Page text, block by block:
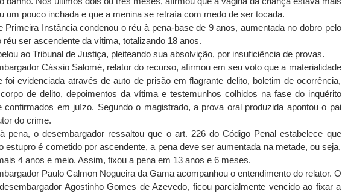
um pouco inchada e que a menina se retraía com medo de ser tocada.
Primeira Instância condenou o réu à pena-base de 9 anos, aumentada no dobro pelo
réu ser ascendente da vítima, totalizando 18 anos.
ao Tribunal de Justiça, pleiteando sua absolvição, por insuficiência de provas.
Cássio Salomé, relator do recurso, afirmou em seu voto que a materialidade
foi evidenciada através de auto de prisão em flagrante delito, boletim de ocorrência,
de delito, depoimentos da vítima e testemunhos colhidos na fase do inquérito
confirmados em juízo. Segundo o magistrado, a prova oral produzida apontou o pai
do crime.
pena, o desembargador ressaltou que o art. 226 do Código Penal estabelece que
estupro é cometido por ascendente, a pena deve ser aumentada na metade, ou seja,
4 anos e meio. Assim, fixou a pena em 13 anos e 6 meses.
Paulo Calmon Nogueira da Gama acompanhou o entendimento do relator. O
Agostinho Gomes de Azevedo, ficou parcialmente vencido ao fixar a